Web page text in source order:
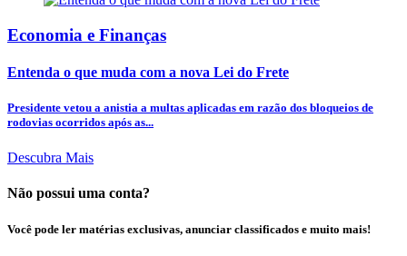
Economia e Finanças
Entenda o que muda com a nova Lei do Frete
Presidente vetou a anistia a multas aplicadas em razão dos bloqueios de
rodovias ocorridos após as...
Descubra Mais
Não possui uma conta?
Você pode ler matérias exclusivas, anunciar classificados e muito mais!